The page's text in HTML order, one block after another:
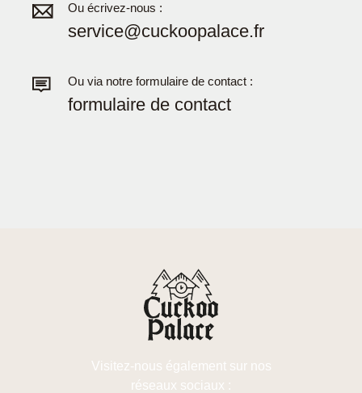
Ou écrivez-nous :
service@cuckoopalace.fr
Ou via notre formulaire de contact :
formulaire de contact
Visitez-nous également sur nos
réseaux sociaux :